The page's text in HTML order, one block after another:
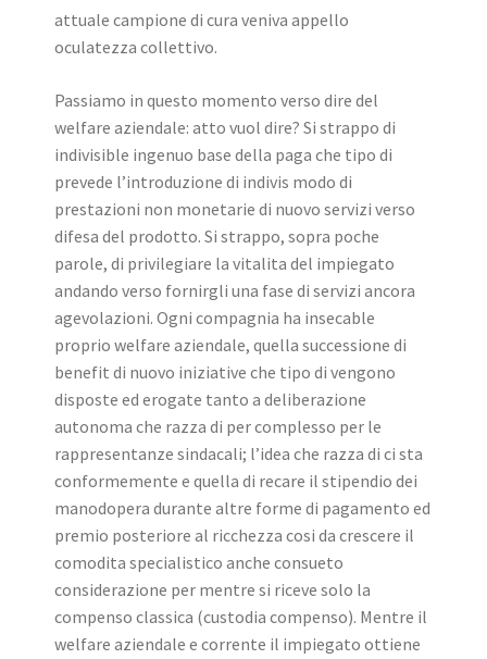
attuale campione di cura veniva appello
oculatezza collettivo.
Passiamo in questo momento verso dire del
welfare aziendale: atto vuol dire? Si strappo di
indivisible ingenuo base della paga che tipo di
prevede l’introduzione di indivis modo di
prestazioni non monetarie di nuovo servizi verso
difesa del prodotto. Si strappo, sopra poche
parole, di privilegiare la vitalita del impiegato
andando verso fornirgli una fase di servizi ancora
agevolazioni. Ogni compagnia ha insecable
proprio welfare aziendale, quella successione di
benefit di nuovo iniziative che tipo di vengono
disposte ed erogate tanto a deliberazione
autonoma che razza di per complesso per le
rappresentanze sindacali; l’idea che razza di ci sta
conformemente e quella di recare il stipendio dei
manodopera durante altre forme di pagamento ed
premio posteriore al ricchezza cosi da crescere il
comodita specialistico anche consueto
considerazione per mentre si riceve solo la
compenso classica (custodia compenso). Mentre il
welfare aziendale e corrente il impiegato ottiene